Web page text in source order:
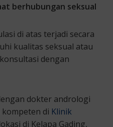
berhubungan seksual
di atas terjadi secara
kualitas seksual atau
dengan
dokter andrologi
di Klinik
di Kelapa Gading,